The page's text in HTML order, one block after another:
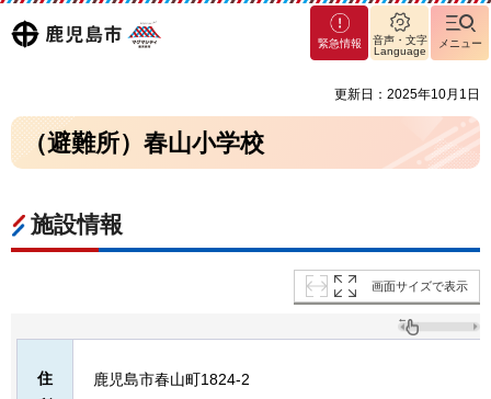
鹿児島
マグ
マシ
緊急情報
音声・文字
Language
メニュー
更新日：2025年10月1日
（避難所）春山小学校
施設情報
画面サイズで表示
住
鹿児島市春山町1824-2